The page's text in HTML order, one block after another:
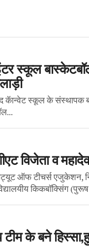
स्कूल
कॅान्वेट स्कूल के संस्थापक
विजेता व
ऑफ टीचर्स एजुकेशन,
किकबॉक्सिंग
टीम के बने